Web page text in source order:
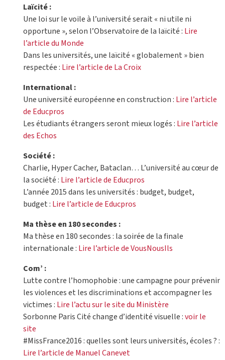
Laïcité :
Une loi sur le voile à l’université serait « ni utile ni
opportune », selon l’Observatoire de la laïcité : Lire
l’article du Monde
Dans les universités, une laïcité « globalement » bien
respectée : Lire l’article de La Croix
International :
Une université européenne en construction : Lire l’article
de Educpros
Les étudiants étrangers seront mieux logés : Lire l’article
des Echos
Société :
Charlie, Hyper Cacher, Bataclan… L’université au cœur de
la société : Lire l’article de Educpros
L’année 2015 dans les universités : budget, budget,
budget : Lire l’article de Educpros
Ma thèse en 180 secondes :
Ma thèse en 180 secondes : la soirée de la finale
internationale : Lire l’article de VousNousIls
Com’ :
Lutte contre l’homophobie : une campagne pour prévenir
les violences et les discriminations et accompagner les
victimes : Lire l’actu sur le site du Ministère
Sorbonne Paris Cité change d’identité visuelle :voir le
site
#MissFrance2016 : quelles sont leurs universités, écoles ? :
Lire l’article de Manuel Canevet